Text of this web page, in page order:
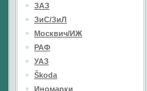
ЗАЗ
ЗиС/ЗиЛ
Москвич/ИЖ
РАФ
УАЗ
Škoda
Иномарки